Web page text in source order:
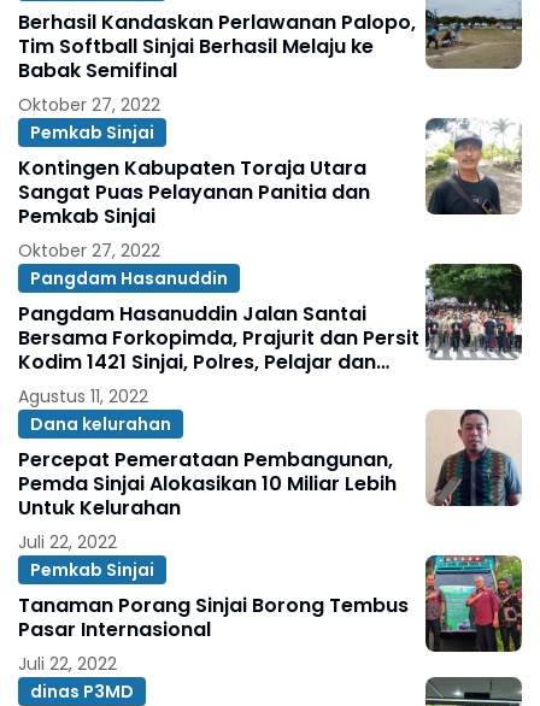
Berhasil Kandaskan Perlawanan Palopo,
Tim Softball Sinjai Berhasil Melaju ke
Babak Semifinal
Oktober 27, 2022
Pemkab Sinjai
Kontingen Kabupaten Toraja Utara
Sangat Puas Pelayanan Panitia dan
Pemkab Sinjai
Oktober 27, 2022
Pangdam Hasanuddin
Pangdam Hasanuddin Jalan Santai
Bersama Forkopimda, Prajurit dan Persit
Kodim 1421 Sinjai, Polres, Pelajar dan
Masyarakat
Agustus 11, 2022
Dana kelurahan
Percepat Pemerataan Pembangunan,
Pemda Sinjai Alokasikan 10 Miliar Lebih
Untuk Kelurahan
Juli 22, 2022
Pemkab Sinjai
Tanaman Porang Sinjai Borong Tembus
Pasar Internasional
Juli 22, 2022
dinas P3MD